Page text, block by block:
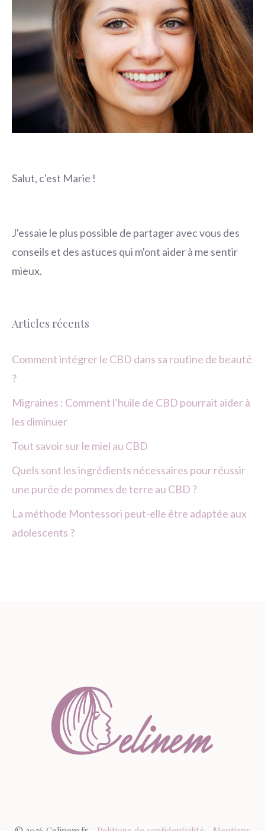
Salut, c'est Marie !
J'essaie le plus possible de partager avec vous des
conseils et des astuces qui m'ont aider à me sentir
mieux.
Articles récents
Comment intégrer le CBD dans sa routine de beauté
?
Migraines : Comment l’huile de CBD pourrait aider à
les diminuer
Tout savoir sur le miel au CBD
Quels sont les ingrédients nécessaires pour réussir
une purée de pommes de terre au CBD ?
La méthode Montessori peut-elle être adaptée aux
adolescents ?